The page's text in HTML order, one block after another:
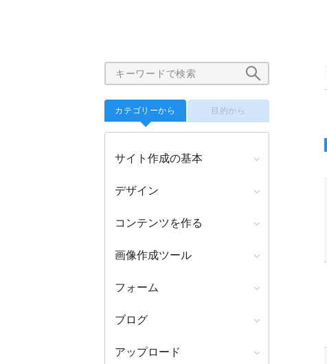
カテゴリーから 目的から
サイト作成の基本
デザイン
コンテンツを作る
画像作成ツール
フォーム
ブログ
アップロード